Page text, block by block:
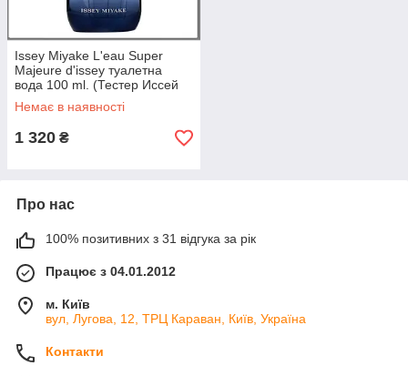
Issey Miyake L'eau Super
Majeure d'issey туалетна
вода 100 ml. (Тестер Иссей
Міяке Наповнююча Єау
Супер Мажор Д Иссей)
Немає в наявності
1 320 ₴
Про нас
100% позитивних з 31 відгука за рік
Працює з 04.01.2012
м. Київ
вул, Лугова, 12, ТРЦ Караван, Київ, Україна
Контакти